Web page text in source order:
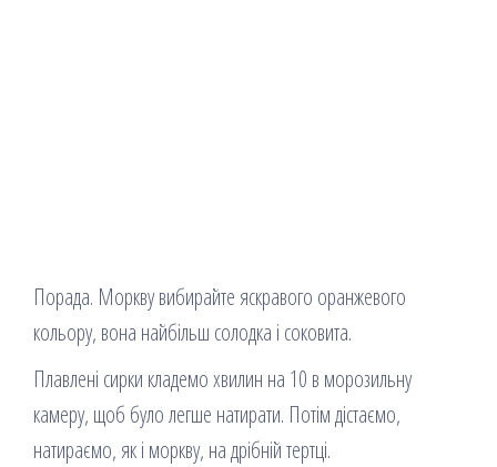
Порада. Моркву вибирайте яскравого оранжевого
кольору, вона найбільш солодка і соковита.
Плавлені сирки кладемо хвилин на 10 в морозильну
камеру, щоб було легше натирати. Потім дістаємо,
натираємо, як і моркву, на дрібній тертці.